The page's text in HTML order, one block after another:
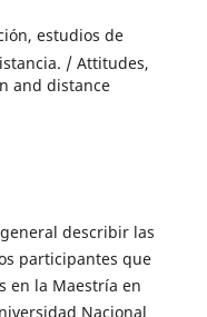
estudios de
/ Attitudes,
and distance
describir las
participantes que
en la Maestría en
Nacional